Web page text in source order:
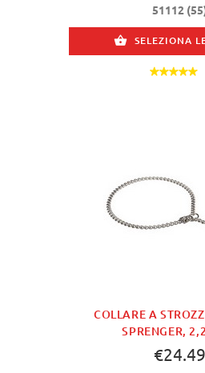
51112
SELEZIONA
COLLARE A
SPRENGER,
€24.49